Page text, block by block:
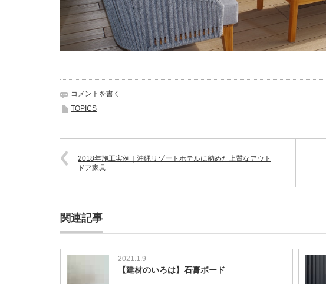
コメントを書く
TOPICS
2018年施工実例｜沖縄リゾートホテルに納めた上質なアウト
ドア家具
関連記事
2021.1.9
【建材のいろは】石膏ボード